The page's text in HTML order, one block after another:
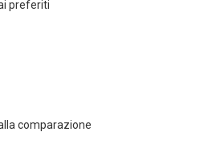
preferiti
comparazione